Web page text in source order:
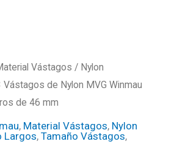
Vástagos / Nylon
de Nylon MVG Winmau
de 46 mm
, Material Vástagos, Nylon
Largos, Tamaño Vástagos,
actual
es:
₡1350.